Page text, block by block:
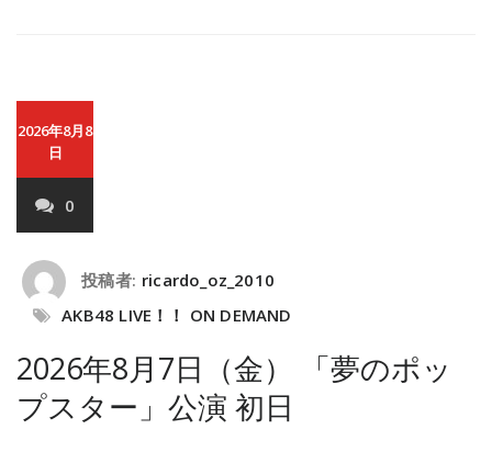
2026年8月8
日
0
投稿者: ricardo_oz_2010
AKB48 LIVE！！ ON DEMAND
2026年8月7日（金） 「夢のポッ
プスター」公演 初日